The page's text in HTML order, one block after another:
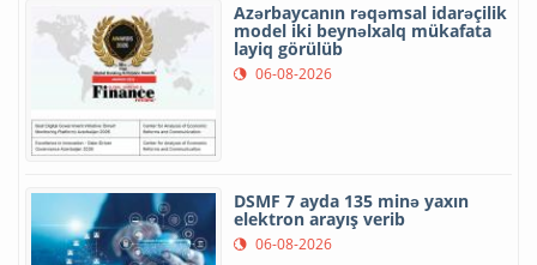
Azərbaycanın rəqəmsal idarəçilik
model iki beynəlxalq mükafata
layiq görülüb
06-08-2026
DSMF 7 ayda 135 minə yaxın
elektron arayış verib
06-08-2026